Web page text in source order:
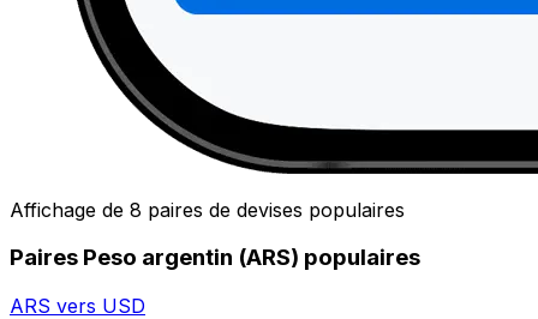
Affichage de 8 paires de devises populaires
Paires Peso argentin (ARS) populaires
ARS vers USD